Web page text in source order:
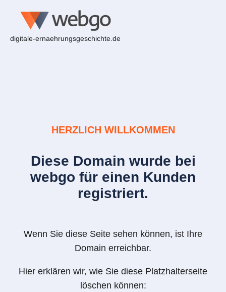
digitale-ernaehrungsgeschichte.de
HERZLICH WILLKOMMEN
Diese Domain wurde bei
webgo für einen Kunden
registriert.
Wenn Sie diese Seite sehen können, ist Ihre
Domain erreichbar.
Hier erklären wir, wie Sie diese Platzhalterseite
löschen können: